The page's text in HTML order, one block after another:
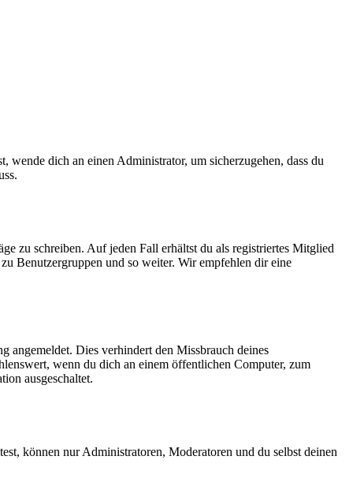
dich an einen Administrator, um sicherzugehen, dass du
zu schreiben. Auf jeden Fall erhältst du als registriertes Mitglied
Benutzergruppen und so weiter. Wir empfehlen dir eine
angemeldet. Dies verhindert den Missbrauch deines
wenn du dich an einem öffentlichen Computer, zum
ausgeschaltet.
können nur Administratoren, Moderatoren und du selbst deinen